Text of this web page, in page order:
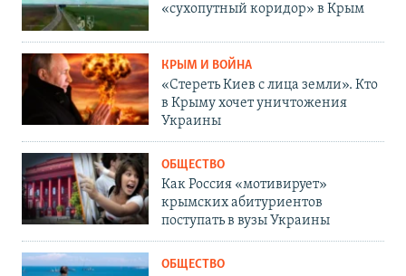
«сухопутный коридор» в Крым
КРЫМ И ВОЙНА
«Стереть Киев с лица земли». Кто
в Крыму хочет уничтожения
Украины
ОБЩЕСТВО
Как Россия «мотивирует»
крымских абитуриентов
поступать в вузы Украины
ОБЩЕСТВО